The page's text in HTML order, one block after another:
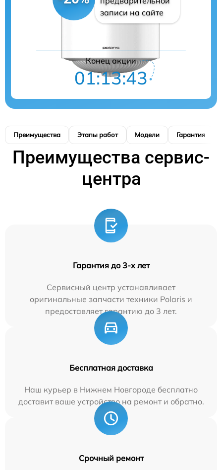
записи на сайте
Конец акции
01:13:42
Преимущества Этапы работ Модели Гарантия
Преимущества сервис-
центра
Гарантия до 3-х лет
Сервисный центр устанавливает
оригинальные запчасти техники Polaris и
предоставляет гарантию до 3 лет.
Бесплатная доставка
Наш курьер в Нижнем Новгороде бесплатно
доставит ваше устройство на ремонт и обратно.
Срочный ремонт